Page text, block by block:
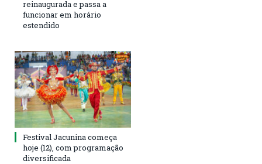
reinaugurada e passa a
funcionar em horário
estendido
Festival Jacunina começa
hoje (12), com programação
diversificada